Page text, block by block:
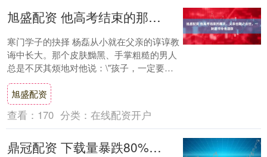
旭盛配资 他高考结束的那天，父亲也随之去世，一封遗书令他泪崩
寒门学子的抉择 杨磊从小就在父亲的谆谆教
诲中长大。那个皮肤黝黑、手掌粗糙的男人
总是不厌其烦地对他说：\"孩子，一定要好
好读书，将来才能光宗耀祖。\"年幼的杨磊
却....
旭盛配资
查看： 170 分类： 在线配资开户
鼎冠配资 下载量暴跌80%，AI社交终于涨不动了